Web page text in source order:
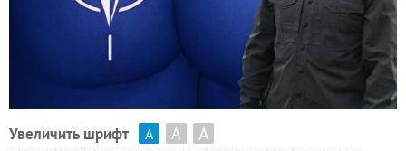
Увеличить шрифт А А А